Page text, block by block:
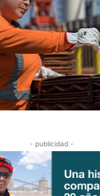
- publicidad -